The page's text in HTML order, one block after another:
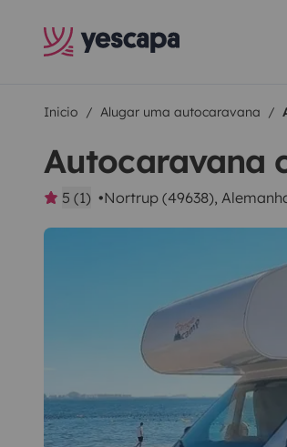
Inicio Alugar uma autocaravana
Autocaravana
5 (1) Nortrup (49638),